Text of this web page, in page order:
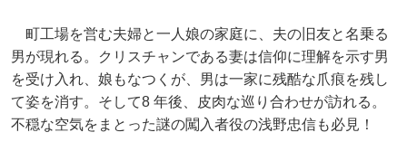
町工場を営む夫婦と一人娘の家庭に、夫の旧友と名乗る
男が現れる。クリスチャンである妻は信仰に理解を示す男
を受け入れ、娘もなつくが、男は一家に残酷な爪痕を残し
て姿を消す。そして8 年後、皮肉な巡り合わせが訪れる。
不穏な空気をまとった謎の闖入者役の浅野忠信も必見！